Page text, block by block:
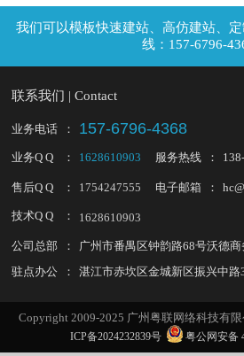
线：157-6796-
联系我们 | Contact
业务电话 ： 157-6796-4368
业务Q Q ： 1628610903 服务热线 ：
售后Q Q ： 1754247555 电子邮箱 ：
技术Q Q ： 1628610903
公司总部 ：
广州市番禺区钟韵路68号沃德商
驻点办公
： 湛江市赤坎区金城新区振兴中路
Copyright 2009-2025 广州粤联网络科技有
ICP备2024232839号
粤公网安备